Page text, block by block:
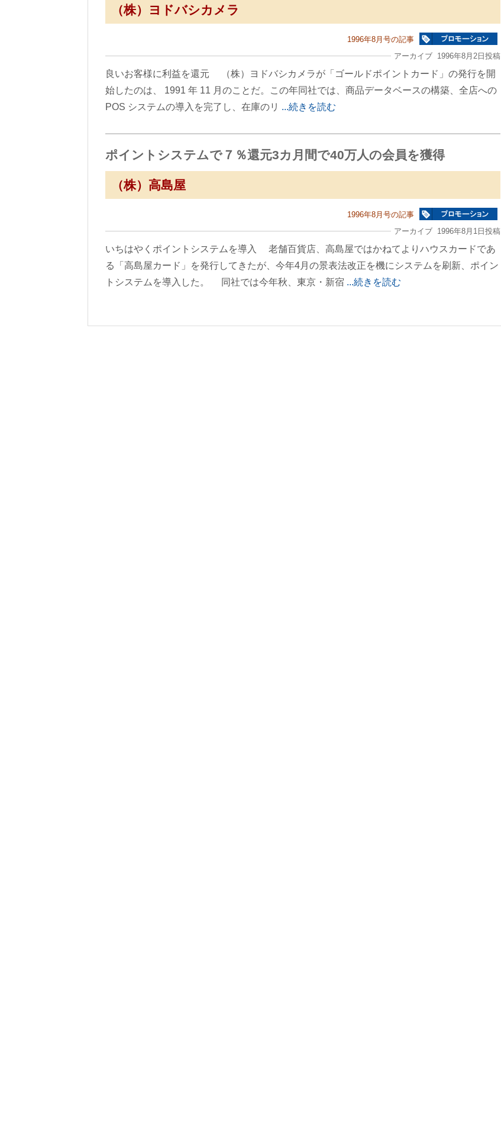
（株）ヨドバシカメラ
1996年8月号の記事
アーカイブ 1996年8月2日投稿
良いお客様に利益を還元 （株）ヨドバシカメラが「ゴールドポイントカード」の発行を開
始したのは、 1991 年 11 月のことだ。この年同社では、商品データベースの構築、全店への
POS システムの導入を完了し、在庫のリ ...続きを読む
ポイントシステムで７％還元3カ月間で40万人の会員を獲得
（株）高島屋
1996年8月号の記事
アーカイブ 1996年8月1日投稿
いちはやくポイントシステムを導入 老舗百貨店、高島屋ではかねてよりハウスカードであ
る「高島屋カード」を発行してきたが、今年4月の景表法改正を機にシステムを刷新、ポイン
トシステムを導入した。 同社では今年秋、東京・新宿 ...続きを読む